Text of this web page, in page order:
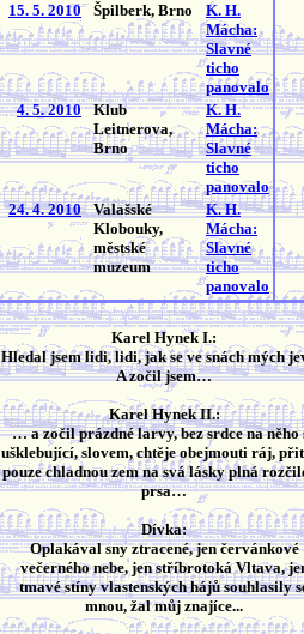
15. 5. 2010
Špilberk, Brno
K. H.
Mácha:
Slavné
ticho
panovalo
4. 5. 2010
Klub
Leitnerova,
Brno
K. H.
Mácha:
Slavné
ticho
panovalo
24. 4. 2010
Valašské
Klobouky,
městské
muzeum
K. H.
Mácha:
Slavné
ticho
panovalo
Karel Hynek I.:
Hledal jsem lidi, lidi, jak se ve snách mých
A zočil jsem…
Karel Hynek II.:
… a zočil prázdné larvy, bez srdce na něho
ušklebující, slovem, chtěje obejmouti ráj,
pouze chladnou zem na svá lásky plná
prsa…
Dívka:
Oplakával sny ztracené, jen červánkové
večerného nebe, jen stříbrotoká Vltava,
tmavé stíny vlastenských hájů souhlasily
mnou, žal můj znajíce...